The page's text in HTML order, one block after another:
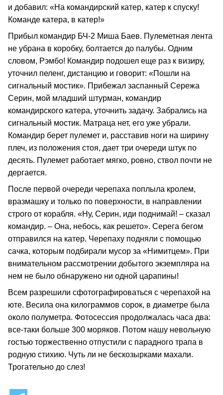
и добавил: «На командирский катер, катер к спуску!
Команде катера, в катер!»
Прибыл командир БЧ-2 Миша Баев. Пулеметная лента
не убрана в коробку, болтается до палубы. Одним
словом, Рэмбо! Командир подошел еще раз к визиру,
уточнил пеленг, дистанцию и говорит: «Пошли на
сигнальный мостик». Прибежал заспанный Сережа
Серин, мой младший штурман, командир
командирского катера, уточнить задачу. Забрались на
сигнальный мостик. Матраца нет, его уже убрали.
Командир берет пулемет и, расставив ноги на ширину
плеч, из положения стоя, дает три очереди штук по
десять. Пулемет работает мягко, ровно, ствол почти не
дергается.
После первой очереди черепаха поплыла кролем,
вразмашку и только по поверхности, в направлении
строго от корабля. «Ну, Серин, иди поднимай! – сказал
командир. – Она, небось, как решето». Серега бегом
отправился на катер. Черепаху подняли с помощью
сачка, которым подбирали мусор за «Нимитцем». При
внимательном рассмотрении добытого экземпляра на
нем не было обнаружено ни одной царапины!
Всем разрешили сфотографироваться с черепахой на
юте. Весила она килограммов сорок, в диаметре была
около полуметра. Фотосессия продолжалась часа два:
все-таки больше 300 моряков. Потом нашу невольную
гостью торжественно отпустили с парадного трапа в
родную стихию. Чуть ли не бескозырками махали.
Трогательно до слез!